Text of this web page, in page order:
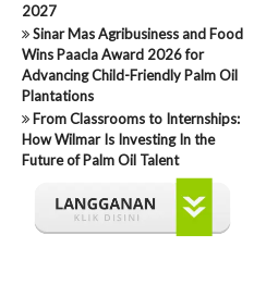
2027
Sinar Mas Agribusiness and Food
Wins Paacla Award 2026 for
Advancing Child-Friendly Palm Oil
Plantations
From Classrooms to Internships:
How Wilmar Is Investing In the
Future of Palm Oil Talent